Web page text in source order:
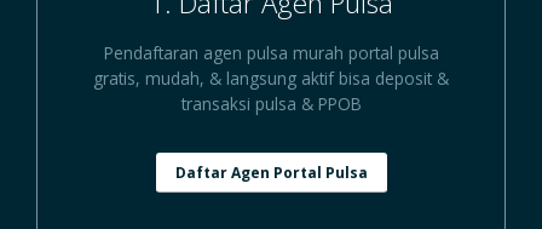
Pendaftaran agen pulsa murah portal pulsa
gratis, mudah, & langsung aktif bisa deposit &
transaksi pulsa & PPOB
Daftar Agen Portal Pulsa